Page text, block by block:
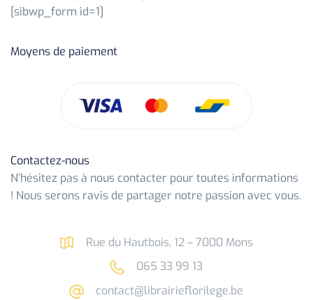
[sibwp_form id=1]
Moyens de paiement
Contactez-nous
N’hésitez pas à nous contacter pour toutes informations
! Nous serons ravis de partager notre passion avec vous.
Rue du Hautbois, 12 – 7000 Mons
065 33 99 13
contact@librairieflorilege.be